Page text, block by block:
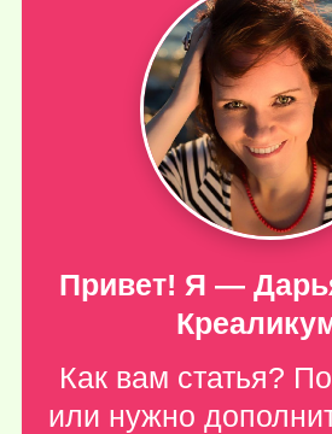
Привет! Я —
Как вам статья?
или нужно